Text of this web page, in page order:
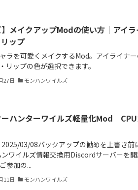
】メイクアップModの使い方｜アイ
ップ
ラを可愛くメイクするMod。アイライナ
リップの色が選択できます。
27日 モンハンワイルズ
ーハンターワイルズ軽量化Mod
03/08バックアップの勧めを上書き前
ワイルズ情報交換用Discordサーバーを開
参加の...
11日 モンハンワイルズ